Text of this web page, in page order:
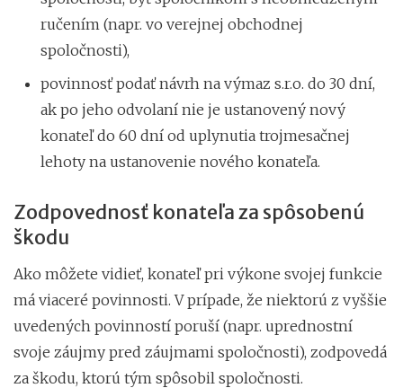
ručením (napr. vo verejnej obchodnej
spoločnosti),
povinnosť podať návrh na výmaz s.r.o. do 30 dní,
ak po jeho odvolaní nie je ustanovený nový
konateľ do 60 dní od uplynutia trojmesačnej
lehoty na ustanovenie nového konateľa.
Zodpovednosť konateľa za spôsobenú
škodu
Ako môžete vidieť, konateľ pri výkone svojej funkcie
má viaceré povinnosti. V prípade, že niektorú z vyššie
uvedených povinností poruší (napr. uprednostní
svoje záujmy pred záujmami spoločnosti), zodpovedá
za škodu, ktorú tým spôsobil spoločnosti.